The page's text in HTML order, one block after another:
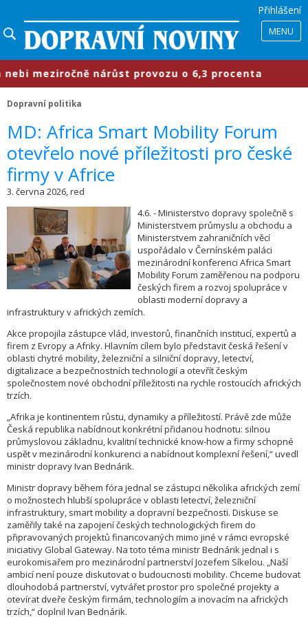
Přihlášení
MENU
nárůst provozu o 6,3 procenta
Dopravní politika
​MD: Africa Smart Mobility Forum
otevřelo nové příležitosti pro české
firmy v Africe
3. června 2026, red
4.6. - Ministerstvo dopravy společně s
Ministerstvem průmyslu a obchodu a
Ministerstvem zahraničních věcí
uspořádalo v Černínském paláci
mezinárodní konferenci Africa Smart
Mobility Forum zaměřenou na podporu
českých firem a rozvoj spolupráce v
oblasti moderní dopravy a
infrastruktury v afrických zemích.
Akce propojila zástupce vlád, investorů, finančních institucí, expertů a
firem z Evropy a Afriky. Hlavním cílem bylo představit česká řešení v
oblasti chytré mobility, železniční a silniční dopravy, letectví,
digitalizace a bezpečnostních technologií a otevřít českým
společnostem nové obchodní příležitosti na rychle rostoucích afrických
trzích.
„Afrika je kontinentem růstu, dynamiky a příležitostí. Právě zde může
Česká republika nabídnout konkrétní přidanou hodnotu: silnou
průmyslovou základnu, kvalitní technické know-how a firmy schopné
uspět v mezinárodní konkurenci a nabídnout komplexní řešení,“ uvedl
ministr dopravy Ivan Bednárik.
Ministr dopravy během fóra jednal se zástupci několika afrických zemí
o možnostech hlubší spolupráce v oblasti letectví, železniční
infrastruktury, smart mobility a dopravní bezpečnosti. Diskuse se
zaměřily také na zapojení českých technologických firem do
připravovaných projektů financovaných mimo jiné v rámci evropské
iniciativy Global Gateway. Na toto téma ministr Bednárik jednal i s
eurokomisařem pro mezinárodní partnerství Jozefem Síkelou. „Naší
ambicí není pouze diskutovat o budoucnosti mobility. Chceme budovat
dlouhodobá partnerství, vytvářet prostor pro společné projekty a
otevírat dveře českým firmám, technologiím a inovacím na afrických
trzích,“ doplnil Ivan Bednárik.